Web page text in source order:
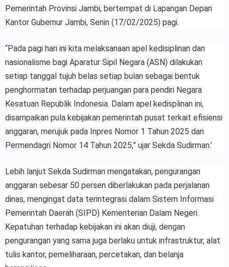
Pemerintah Provinsi Jambi, bertempat di Lapangan Depan
Kantor Gubernur Jambi, Senin (17/02/2025) pagi.
“Pada pagi hari ini kita melaksanaan apel kedisiplinan dan
nasionalisme bagi Aparatur Sipil Negara (ASN) dilakukan
setiap tanggal tujuh belas setiap bulan sebagai bentuk
penghormatan terhadap perjuangan para pendiri Negara
Kesatuan Republik Indonesia. Dalam apel kedisplinan ini,
disampaikan pula kebijakan pemerintah pusat terkait efisiensi
anggaran, merujuk pada Inpres Nomor 1 Tahun 2025 dan
Permendagri Nomor 14 Tahun 2025,” ujar Sekda Sudirman.’
Lebih lanjut Sekda Sudirman mengatakan, pengurangan
anggaran sebesar 50 persen diberlakukan pada perjalanan
dinas, mengingat data terintegrasi dalam Sistem Informasi
Pemerintah Daerah (SIPD) Kementerian Dalam Negeri.
Kepatuhan terhadap kebijakan ini akan diuji, dengan
pengurangan yang sama juga berlaku untuk infrastruktur, alat
tulis kantor, pemeliharaan, percetakan, dan belanja